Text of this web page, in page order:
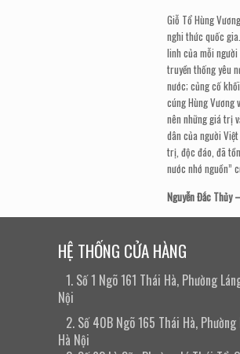
Giỗ Tổ Hùng
nghi thức quốc
linh của mỗi
truyền thống yêu
nước; củng cố
cúng Hùng Vương
nên những giá trị
dân của người
trị, độc đáo, đã
nước nhớ nguồn”
Nguyễn Đắc Thủy–
HỆ THỐNG CỬA HÀNG
1. Số 1 Ngõ 161 Thái Hà, Phường
Nội
2. Số 40B Ngõ 165 Thái Hà, Phường
Hà Nội